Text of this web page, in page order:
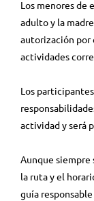
Los menores de
adulto y la
autorización por
actividades
Los
actividad y será
Aunque siempre
la ruta y el
guía